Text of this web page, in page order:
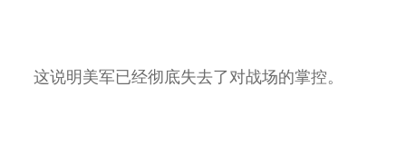
这说明美军已经彻底失去了对战场的掌控。